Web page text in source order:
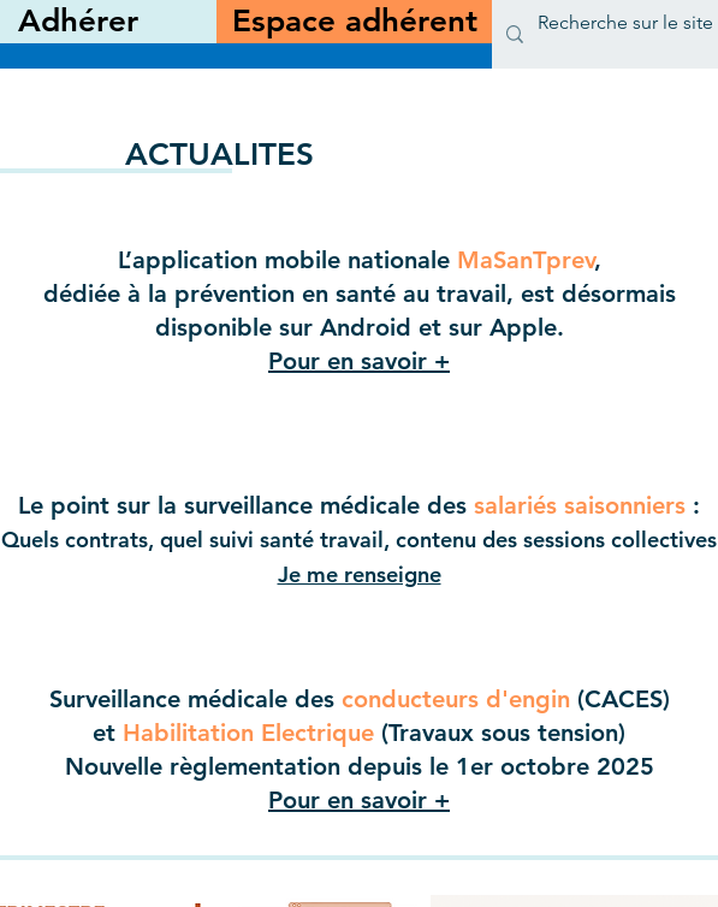
Adhérer Espace adhérent
ACTUALITES
L’application mobile nationale MaSanTprev,
dédiée à la prévention en santé au travail, est désormais
disponible sur Android et sur Apple.
Pour en savoir +
Le point sur la surveillance médicale des salariés saisonniers :
Quels contrats, quel suivi santé travail, contenu des sessions collectives
Je me renseigne
Surveillance médicale des conducteurs d'engin (CACES)
et Habilitation Electrique (Travaux sous tension)
Nouvelle règlementation depuis le 1er octobre 2025
Pour en savoir +